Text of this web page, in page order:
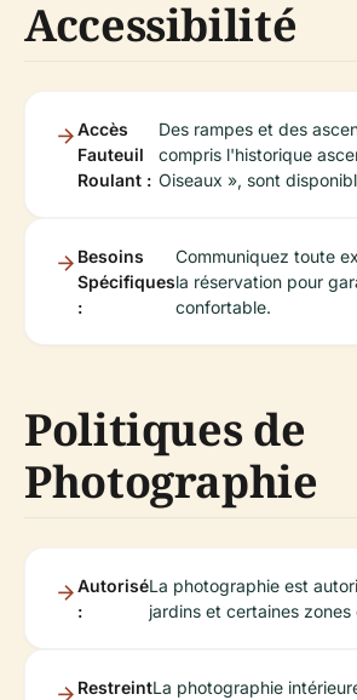
Accessibilité
Accès
Fauteuil
Roulant :
Des rampes et des
compris l'historique
Oiseaux », sont
Besoins
Spécifiques
:
Communiquez toute
la réservation pour
confortable.
Politiques de
Photographie
Autorisé
:
La photographie est
jardins et certaines zones
RestreintLa photographie